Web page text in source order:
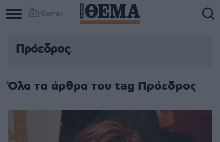
Games
Πρόεδρος
Όλα τα άρθρα του tag Πρόεδρος